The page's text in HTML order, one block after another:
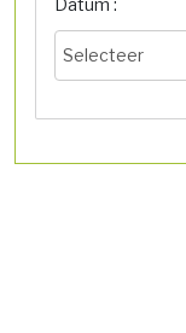
Datum :
Selecteer